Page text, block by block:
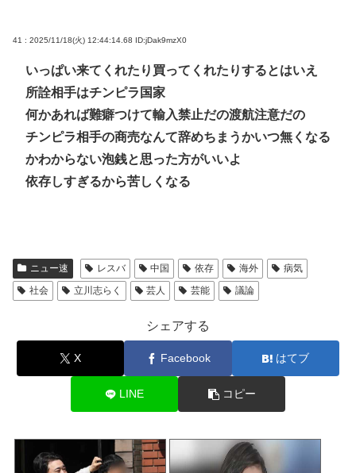
41 : 2025/11/18(火) 12:44:14.68 ID:jDak9mzX0
いっぱい来てくれたり買ってくれたりするとはいえ
所詮相手はチンピラ国家
何かあれば難癖つけて輸入禁止だの渡航注意だの
チンピラ相手の商売なんて辞めちまうかいつ無くなる
かわからない泡銭と思った方がいいよ
依存しすぎるから苦しくなる
ニュー速 レスバ 中国 依存 海外
病気
社会
立川志らく 芸人 芸能 議論
シェアする
X Facebook はてブ
LINE コピー